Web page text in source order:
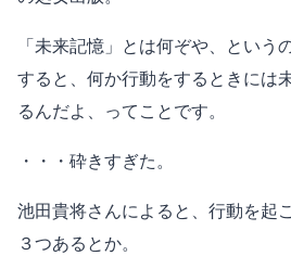
「未来記憶」とは何ぞや、という
すると、何か行動をするときには
るんだよ、ってことです。
・・・砕きすぎた。
池田貴将さんによると、行動を起
３つあるとか。